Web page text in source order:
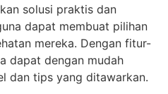
solusi praktis dan
dapat membuat pilihan
mereka. Dengan fitur-
dapat dengan mudah
dan tips yang ditawarkan.